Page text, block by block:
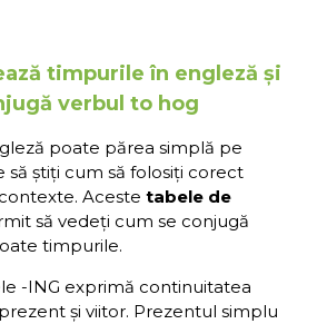
timpurile în engleză și
verbul to hog
poate părea simplă pe
să știți cum să folosiți corect
Aceste tabele de
să vedeți cum se conjugă
timpurile.
-ING exprimă continuitatea
și viitor. Prezentul simplu